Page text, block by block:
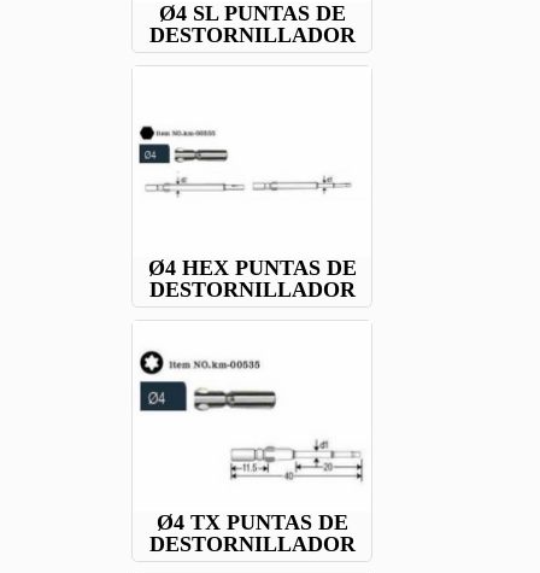
Ø4 SL PUNTAS DE
DESTORNILLADOR
Ø4 HEX PUNTAS DE
DESTORNILLADOR
Ø4 TX PUNTAS DE
DESTORNILLADOR